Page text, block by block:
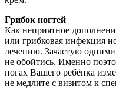
Грибок ногтей
Как неприятное
или грибковая инфекция
лечению. Зачастую
не обойтись. Именно
ногах Вашего ребёнка
не медлите с визитом к